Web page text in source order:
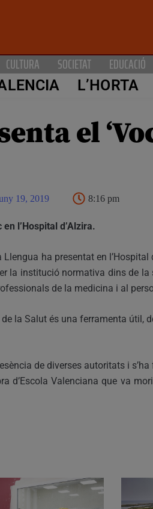
CULTURA SOCIETAT EDUCACIÓ
L’HORTA
el
19, 2019 8:16 pm
l’Hospital d’Alzira.
Llengua ha presentat en
la institució normativa dins de la
de la medicina i al
la Salut és una ferramenta útil,
de diverses autoritats i
d’Escola Valenciana que va